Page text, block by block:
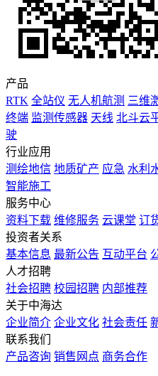
产品
RTK 全站仪 无人机航测 三维
终端 监测传感器 天线 北斗云
驶
行业应用
测绘地信 地质矿产 应急 水利
智能施工
服务中心
资料下载 维修服务 云课堂 订
投资者关系
基本信息 最新公告 互动平台
人才招聘
社会招聘 校园招聘 内部推荐
关于中海达
企业简介 企业文化 社会责任
联系我们
产品咨询 销售网点 商务合作